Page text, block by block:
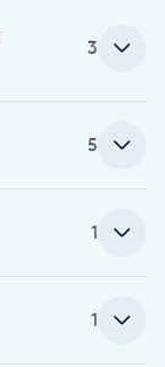
3
5
1
1